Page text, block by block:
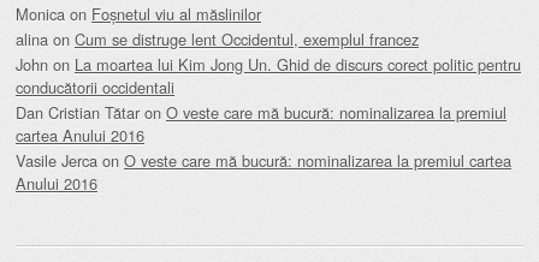
Monica on Foșnetul viu al măslinilor
alina on Cum se distruge lent Occidentul, exemplul francez
John on La moartea lui Kim Jong Un. Ghid de discurs corect politic pentru
conducătorii occidentali
Dan Cristian Tătar on O veste care mă bucură: nominalizarea la premiul
cartea Anului 2016
Vasile Jerca on O veste care mă bucură: nominalizarea la premiul cartea
Anului 2016